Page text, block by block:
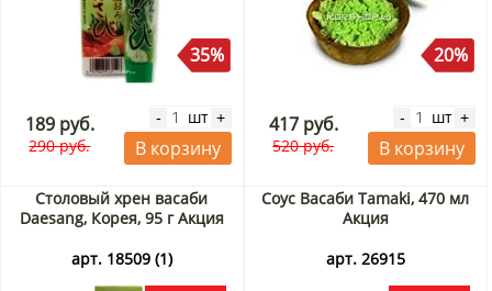
35%
189 руб.
290 руб.
- шт +
В корзину
20%
417 руб.
520 руб.
- шт +
В корзину
Столовый хрен васаби
Daesang, Корея, 95 г Акция
арт. 18509 (1)
Соус Васаби Tamaki, 470 мл
Акция
арт. 26915